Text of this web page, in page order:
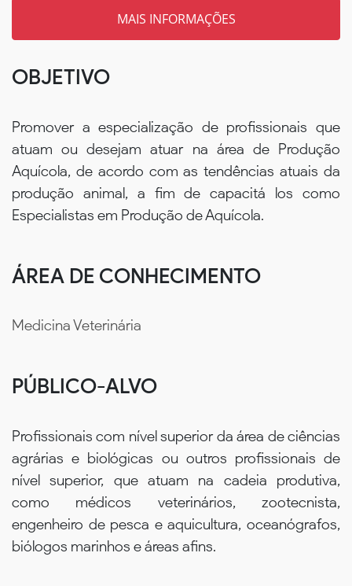
OBJETIVO
Promover a especialização de profissionais que
atuam ou desejam atuar na área de Produção
Aquícola, de acordo com as tendências atuais da
produção animal, a fim de capacitá los como
Especialistas em Produção de Aquícola.
ÁREA DE CONHECIMENTO
Medicina Veterinária
PÚBLICO-ALVO
Profissionais com nível superior da área de ciências
agrárias e biológicas ou outros profissionais de
nível superior, que atuam na cadeia produtiva,
como médicos veterinários, zootecnista,
engenheiro de pesca e aquicultura, oceanógrafos,
biólogos marinhos e áreas afins.